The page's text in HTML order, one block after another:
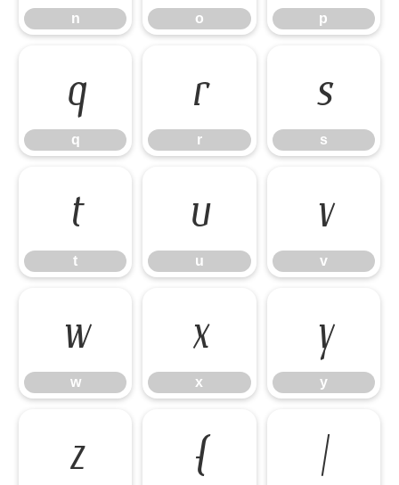
n o p
q
q
r
r
s
s
t
t
u
u
v
v
w
w
x
x
y
y
z { |